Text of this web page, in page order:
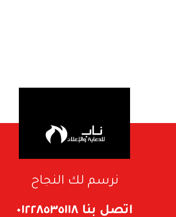
نرسم لك النجاح
اتصل بنا ٠١٢٢٨٥٣٥١١٨